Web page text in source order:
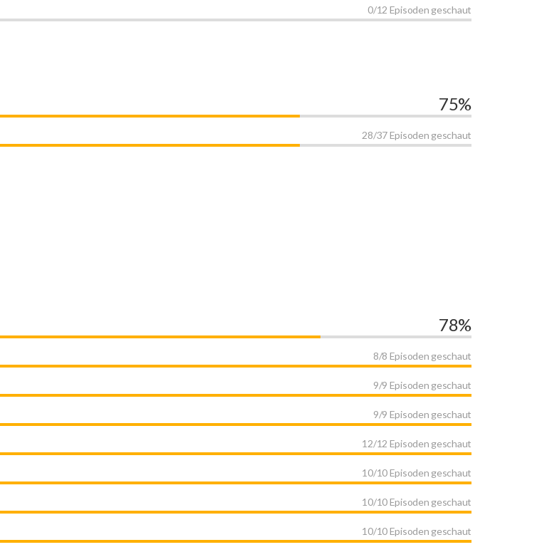
0/12 Episoden geschaut
75%
28/37 Episoden geschaut
78%
8/8 Episoden geschaut
9/9 Episoden geschaut
9/9 Episoden geschaut
12/12 Episoden geschaut
10/10 Episoden geschaut
10/10 Episoden geschaut
10/10 Episoden geschaut